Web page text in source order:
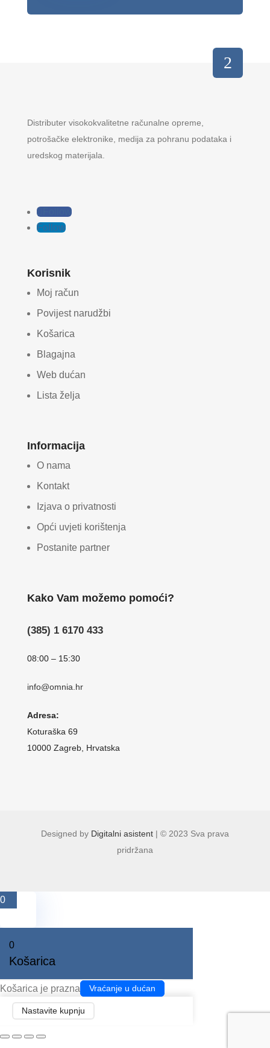
Distributer visokokvalitetne računalne opreme,
potrošačke elektronike, medija za pohranu podataka i
uredskog materijala.
Follow
Follow
Korisnik
Moj račun
Povijest narudžbi
Košarica
Blagajna
Web dućan
Lista želja
Informacija
O nama
Kontakt
Izjava o privatnosti
Opći uvjeti korištenja
Postanite partner
Kako Vam možemo pomoći?
(385) 1 6170 433
08:00 – 15:30
info@omnia.hr
Adresa:
Koturaška 69
10000 Zagreb, Hrvatska
Designed by Digitalni asistent| © 2023 Sva prava
pridržana
0
0
Košarica
Košarica je prazna Vraćanje u dućan
Nastavite kupnju